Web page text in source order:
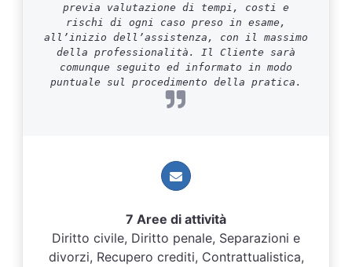
previa valutazione di tempi, costi e
rischi di ogni caso preso in esame,
all’inizio dell’assistenza, con il massimo
della professionalità. Il Cliente sarà
comunque seguito ed informato in modo
puntuale sul procedimento della pratica.
7 Aree di attività
Diritto civile, Diritto penale, Separazioni e
divorzi, Recupero crediti, Contrattualistica,